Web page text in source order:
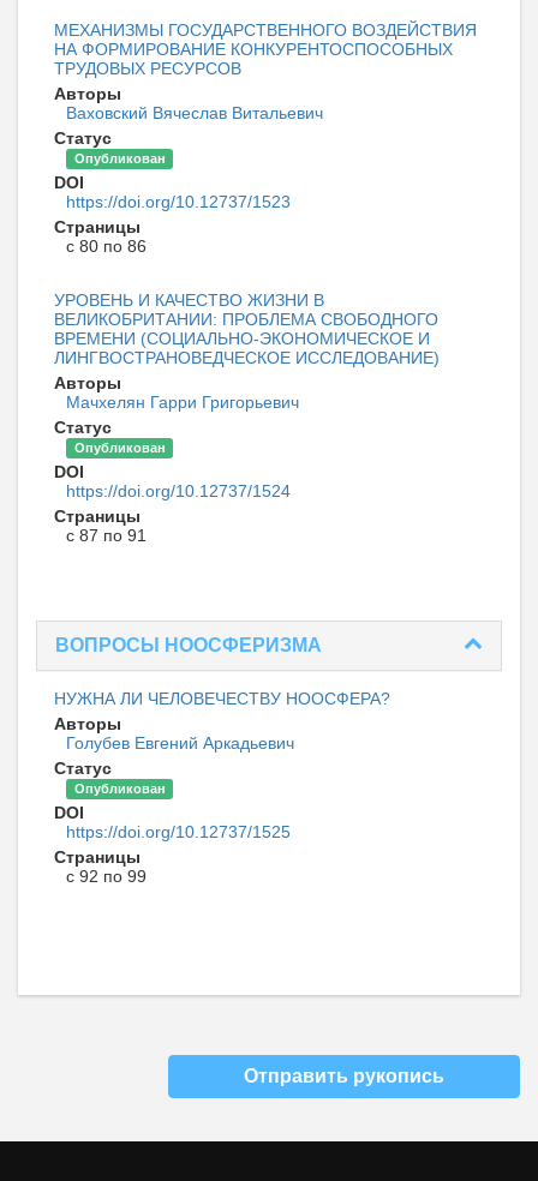
МЕХАНИЗМЫ ГОСУДАРСТВЕННОГО ВОЗДЕЙСТВИЯ
НА ФОРМИРОВАНИЕ КОНКУРЕНТОСПОСОБНЫХ
ТРУДОВЫХ РЕСУРСОВ
Авторы
Ваховский Вячеслав Витальевич
Статус
Опубликован
DOI
https://doi.org/10.12737/1523
Страницы
с 80 по 86
УРОВЕНЬ И КАЧЕСТВО ЖИЗНИ В
ВЕЛИКОБРИТАНИИ: ПРОБЛЕМА СВОБОДНОГО
ВРЕМЕНИ (СОЦИАЛЬНО-ЭКОНОМИЧЕСКОЕ И
ЛИНГВОСТРАНОВЕДЧЕСКОЕ ИССЛЕДОВАНИЕ)
Авторы
Мачхелян Гарри Григорьевич
Статус
Опубликован
DOI
https://doi.org/10.12737/1524
Страницы
с 87 по 91
ВОПРОСЫ НООСФЕРИЗМА
НУЖНА ЛИ ЧЕЛОВЕЧЕСТВУ НООСФЕРА?
Авторы
Голубев Евгений Аркадьевич
Статус
Опубликован
DOI
https://doi.org/10.12737/1525
Страницы
с 92 по 99
Отправить рукопись